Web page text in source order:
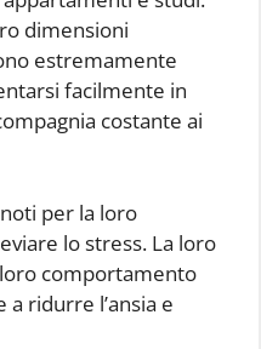
dimensioni
estremamente
facilmente in
costante ai
per la loro
lo stress. La loro
comportamento
ridurre l’ansia e